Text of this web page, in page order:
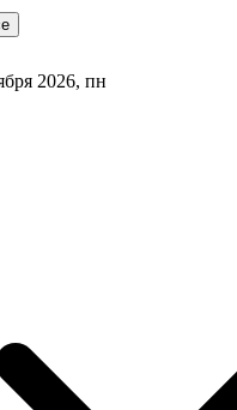
2026, пн